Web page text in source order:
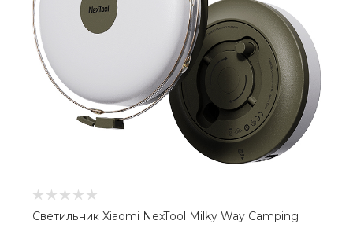
Светильник Xiaomi NexTool Milky Way Camping